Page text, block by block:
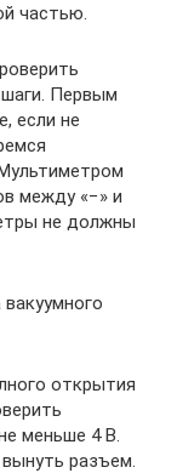
частью.
Первым
если не
между «−» и
не должны
открытия
меньше 4 В.
разъем.